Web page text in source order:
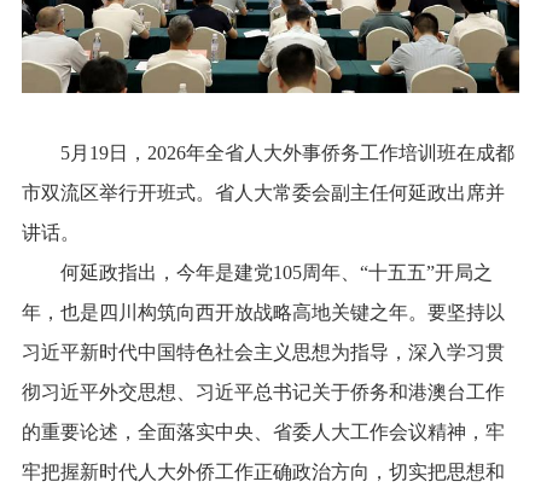
5月19日，2026年全省人大外事侨务工作培训班在成都
市双流区举行开班式。省人大常委会副主任何延政出席并
讲话。
何延政指出，今年是建党105周年、“十五五”开局之
年，也是四川构筑向西开放战略高地关键之年。要坚持以
习近平新时代中国特色社会主义思想为指导，深入学习贯
彻习近平外交思想、习近平总书记关于侨务和港澳台工作
的重要论述，全面落实中央、省委人大工作会议精神，牢
牢把握新时代人大外侨工作正确政治方向，切实把思想和